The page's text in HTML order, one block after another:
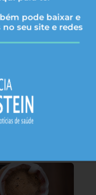
pode baixar e
seu site e redes
bem — e
passar